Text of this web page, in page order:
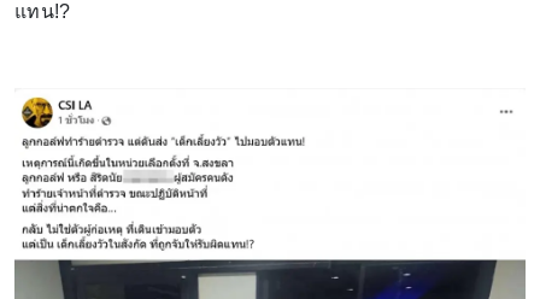
แทน!?